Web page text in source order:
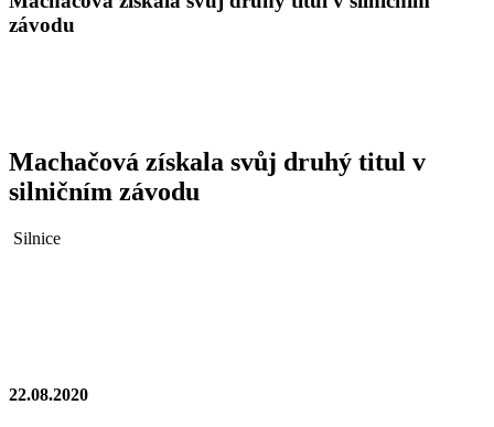
závodu
Machačová získala svůj druhý titul v
silničním závodu
Silnice
22.08.2020